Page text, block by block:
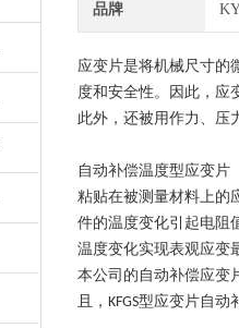
品牌
应变片是将机械尺寸的
度和安全性。因此，应
此外，还被用作力、压
自动补偿温度型应变
粘贴在被测量材料上的
件的温度变化引起电阻
温度变化实现表观应变
本公司的自动补偿应变
且，KFGS型应变片自